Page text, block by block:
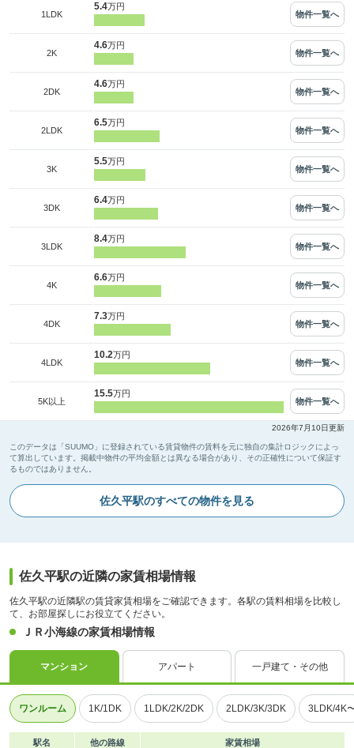
1LDK
5.4万円
物件一覧へ
2K
4.6万円
物件一覧へ
2DK
4.6万円
物件一覧へ
2LDK
6.5万円
物件一覧へ
3K
5.5万円
物件一覧へ
3DK
6.4万円
物件一覧へ
3LDK
8.4万円
物件一覧へ
4K
6.6万円
物件一覧へ
4DK
7.3万円
物件一覧へ
4LDK
10.2万円
物件一覧へ
5K以上
15.5万円
物件一覧へ
2026年7月10日更新
このデータは「SUUMO」に登録されている賃貸物件の賃料を元に独自の集計ロジックによっ
て算出しています。掲載中物件の平均金額とは異なる場合があり、その正確性について保証す
るものではありません。
佐久平駅のすべての物件を見る
佐久平駅の近隣の家賃相場情報
佐久平駅の近隣駅の賃貸家賃相場をご確認できます。各駅の賃料相場を比較し
て、お部屋探しにお役立てください。
ＪＲ小海線の家賃相場情報
マンション アパート 一戸建て・その他
ワンルーム 1K/1DK 1LDK/2K/2DK 2LDK/3K/3DK 3LDK/4K
駅名 他の路線 家賃相場